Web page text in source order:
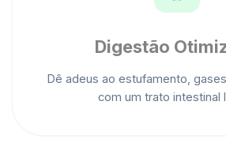
Digestão
Dê adeus ao estufamento,
com um trato intestinal